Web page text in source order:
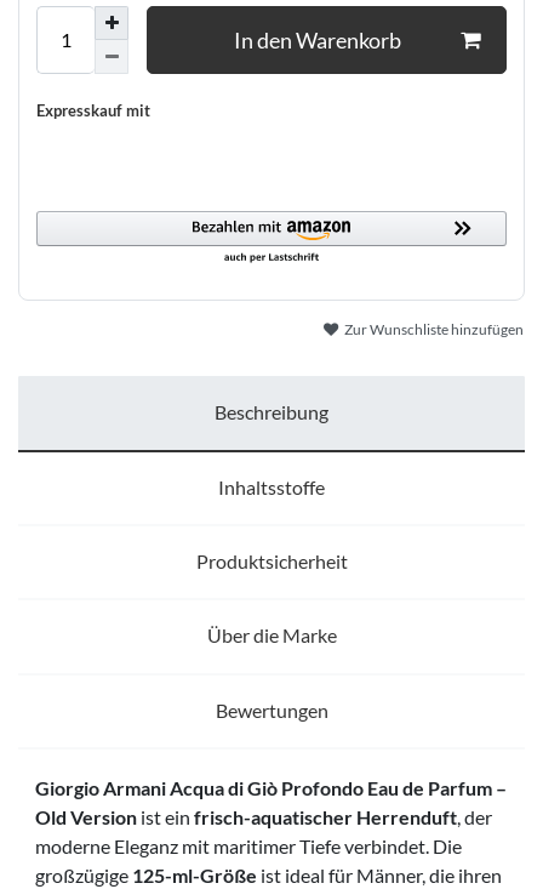
In den Warenkorb
Expresskauf mit
Zur Wunschliste hinzufügen
Beschreibung
Inhaltsstoffe
Produktsicherheit
Über die Marke
Bewertungen
Giorgio Armani Acqua di Giò Profondo Eau de Parfum –
Old Version ist ein frisch-aquatischer Herrenduft, der
moderne Eleganz mit maritimer Tiefe verbindet. Die
großzügige 125-ml-Größe ist ideal für Männer, die ihren